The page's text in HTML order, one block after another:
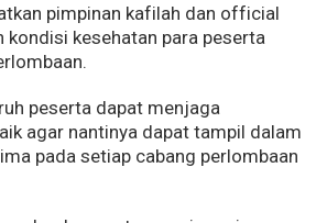
pimpinan kafilah dan official
kondisi kesehatan para peserta
peserta dapat menjaga
agar nantinya dapat tampil dalam
pada setiap cabang perlombaan